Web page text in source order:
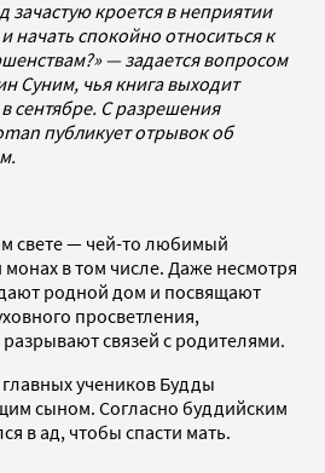
зачастую кроется в неприятии
начать спокойно относиться к
— задается вопросом
Суним, чья книга выходит
сентябре. С разрешения
публикует отрывок об
свете — чей-то любимый
в том числе. Даже несмотря
родной дом и посвящают
просветления,
связей с родителями.
учеников Будды
сыном. Согласно буддийским
в ад, чтобы спасти мать.